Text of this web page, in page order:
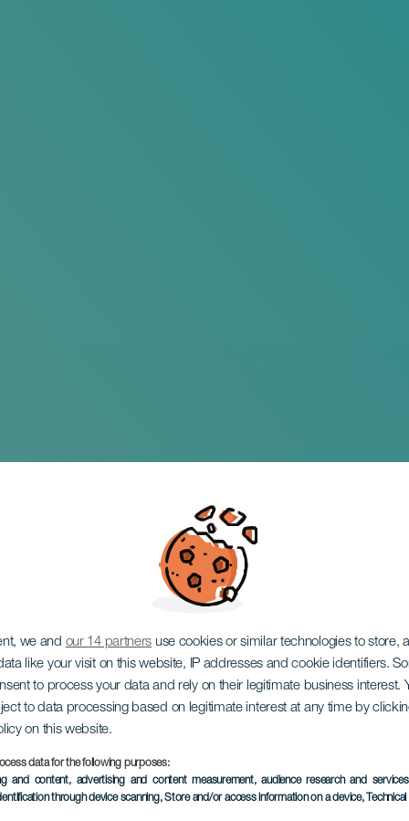
we and our 14 partners use cookies or similar technologies to store,
like your visit on this website, IP addresses and cookie identifiers.
to process your data and rely on their legitimate business interest.
to data processing based on legitimate interest at any time by
on this website.
data for the following purposes:
and content, advertising and content measurement, audience research and
through device scanning, Store and/or access information on a device,
EVENEMANGET HÅLLS